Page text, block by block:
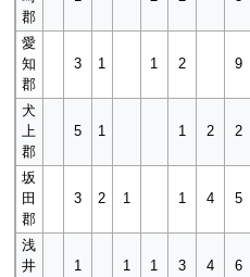
郡
愛
知
郡
3 1 1 2 9
犬
上
郡
5 1 1 2 2
坂
田
郡
3 2 1 1 4 5
浅
井
1 1 1 3 4 6